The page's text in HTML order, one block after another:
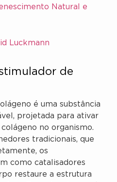
Natural e
Luckmann
de
é uma substância
projetada para ativar
no organismo.
tradicionais, que
os
como catalisadores
restaure a estrutura